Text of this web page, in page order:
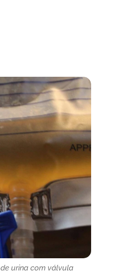
urina com válvula